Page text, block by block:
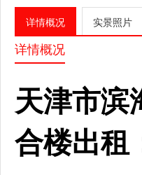
详情概况 实景照片
详情概况
天津市滨
合楼出租